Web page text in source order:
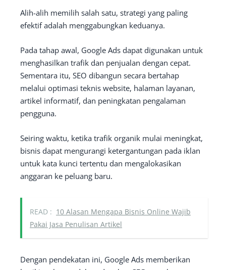
Alih-alih memilih salah satu, strategi yang paling
efektif adalah menggabungkan keduanya.
Pada tahap awal, Google Ads dapat digunakan untuk
menghasilkan trafik dan penjualan dengan cepat.
Sementara itu, SEO dibangun secara bertahap
melalui optimasi teknis website, halaman layanan,
artikel informatif, dan peningkatan pengalaman
pengguna.
Seiring waktu, ketika trafik organik mulai meningkat,
bisnis dapat mengurangi ketergantungan pada iklan
untuk kata kunci tertentu dan mengalokasikan
anggaran ke peluang baru.
READ : 10 Alasan Mengapa Bisnis Online Wajib
Pakai Jasa Penulisan Artikel
Dengan pendekatan ini, Google Ads memberikan